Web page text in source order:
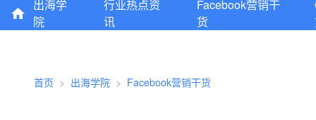
出海学
院
行业热点资
讯
Facebook营销干
货
首页 > 出海学院 > Facebook营销干货